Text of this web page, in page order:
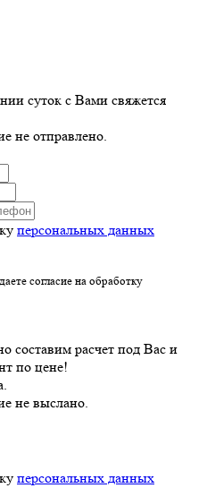
суток с Вами свяжется
не отправлено.
персональных данных
согласие на обработку
составим расчет под Вас и
по цене!
не выслано.
персональных данных